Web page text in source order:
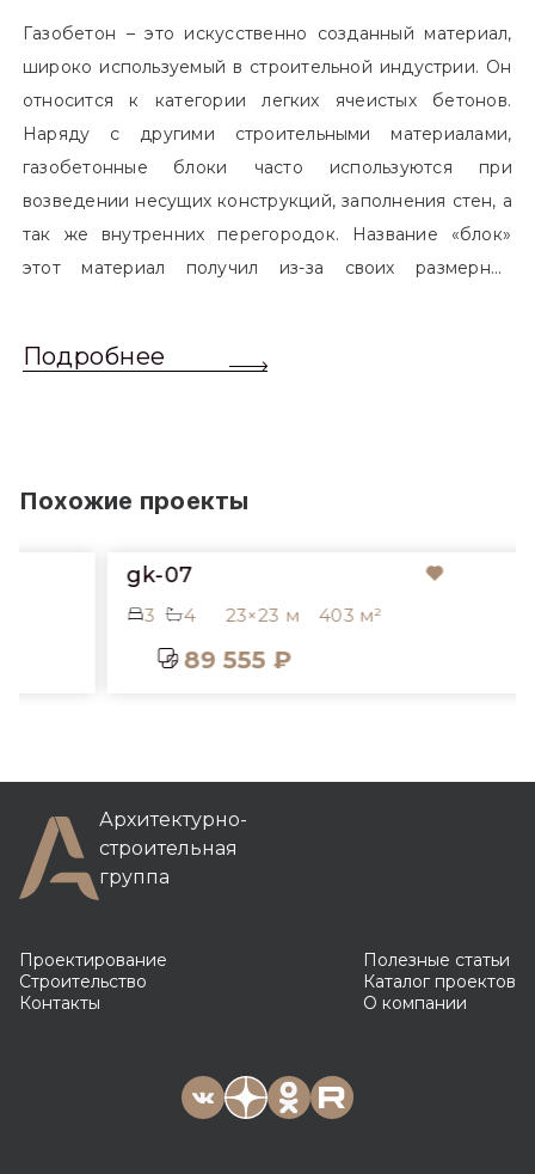
Газобетон – это искусственно созданный материал,
широко используемый в строительной индустрии. Он
относится к категории легких ячеистых бетонов.
Наряду с другими строительными материалами,
газобетонные блоки часто используются при
возведении несущих конструкций, заполнения стен, а
так же внутренних перегородок. Название «блок»
этот материал получил из-за своих размерных
обычный одинарный кирпич. Размер блоков различен
Подробнее
Похожие проекты
gk-07
4 23×23 м 403 м²
89 555 ₽
Архитектурно-
строительная
группа
Проектирование
Строительство
Контакты
Полезные статьи
Каталог проектов
О компании